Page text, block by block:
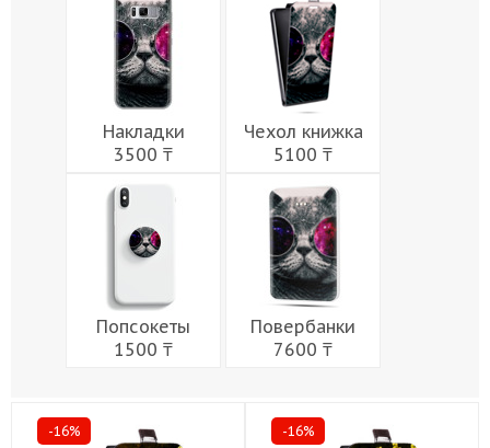
Накладки
3500 ₸
Чехол книжка
5100 ₸
Попсокеты
1500 ₸
Повербанки
7600 ₸
-16% -16%